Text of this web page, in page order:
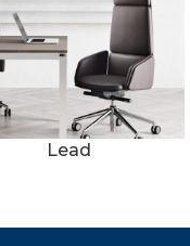
Lead